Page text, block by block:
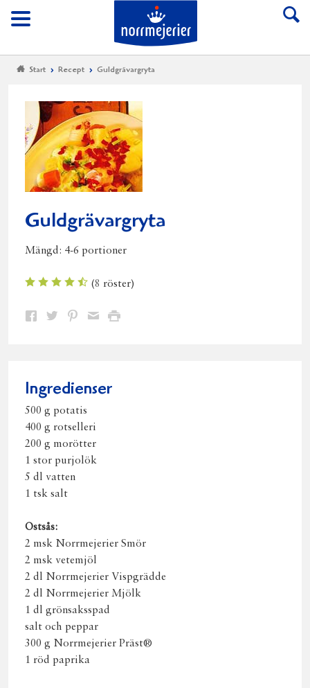
Meny
Till Norrmejerier
Start Recept Guldgrävargryta
Guldgrävargryta
Mängd: 4-6 portioner
(8 röster)
Dela Dela Dela DelaSkriv
Ingredienser
500 g potatis
400 g rotselleri
200 g morötter
1 stor purjolök
5 dl vatten
1 tsk salt
Ostsås:
2 msk Norrmejerier Smör
2 msk vetemjöl
2 dl Norrmejerier Vispgrädde
2 dl Norrmejerier Mjölk
1 dl grönsaksspad
salt och peppar
300 g Norrmejerier Präst®
1 röd paprika